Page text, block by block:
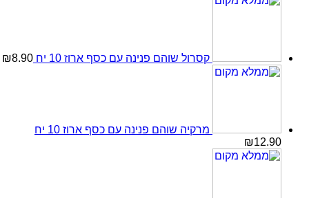
קסרול שוהם פנינה עם כסף ארוז 10 יח ₪8.90
מרקיה שוהם פנינה עם כסף ארוז 10 יח
₪12.90